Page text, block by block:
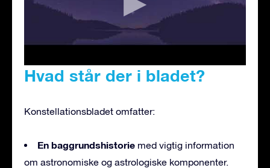
Hvad står der i bladet?
Konstellationsbladet omfatter:
En baggrundshistorie med vigtig information
om astronomiske og astrologiske komponenter.